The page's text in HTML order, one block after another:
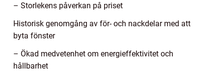
– Storlekens påverkan på priset
Historisk genomgång av för- och nackdelar med att
byta fönster
– Ökad medvetenhet om energieffektivitet och
hållbarhet